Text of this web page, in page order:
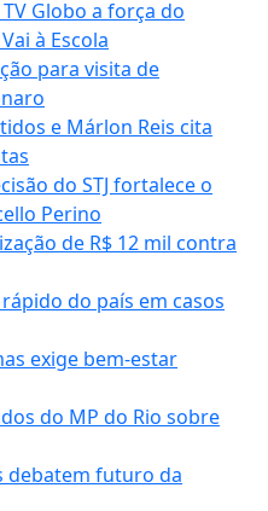
TV Globo a força do
à Escola
para visita de
e Márlon Reis cita
do STJ fortalece o
Perino
de R$ 12 mil contra
do país em casos
exige bem-estar
do MP do Rio sobre
debatem futuro da